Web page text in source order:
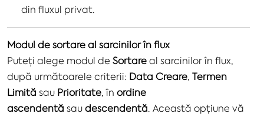
din fluxul privat.
Modul de sortare al sarcinilor în flux
Puteți alege modul de Sortare al sarcinilor în flux,
după următoarele criterii: Data Creare, Termen
Limită sau Prioritate, în ordine
ascendentă sau descendentă. Această opțiune vă